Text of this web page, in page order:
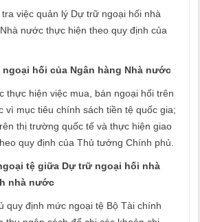
việc quản lý Dự trữ ngoại hối nhà
nước thực hiện theo quy định của
hối của Ngân hàng Nhà nước
thực hiện việc mua, bán ngoại hối trên
vì mục tiêu chính sách tiền tệ quốc gia;
thị trường quốc tế và thực hiện giao
quy định của Thủ tướng Chính phủ.
tệ giữa Dự trữ ngoại hối nhà
nhà nước
quy định mức ngoại tệ Bộ Tài chính